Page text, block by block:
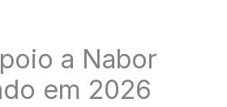
a Nabor
em 2026